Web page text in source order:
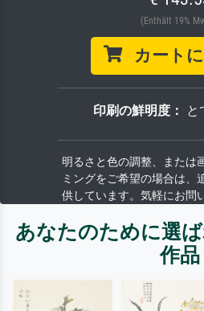
(Enthält 19%
カート
印刷の鮮明度： と
明るさと色の調整、または
ミングをご希望の場合は、
供しています。気軽にお問
あなたのために選
作品